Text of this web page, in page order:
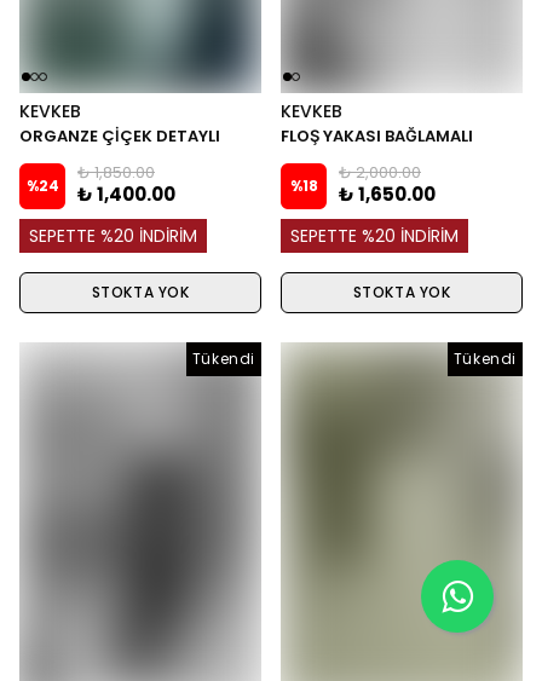
KEVKEB
ORGANZE ÇİÇEK DETAYLI
ELBİSE
%24
₺ 1,850.00
₺ 1,400.00
SEPETTE %20 İNDİRİM
STOKTA YOK
KEVKEB
FLOŞ YAKASI BAĞLAMALI
TAKIM
%18
₺ 2,000.00
₺ 1,650.00
SEPETTE %20 İNDİRİM
STOKTA YOK
Tükendi Tükendi
Tükendi